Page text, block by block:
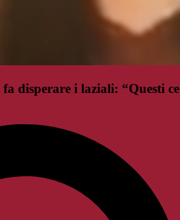
disperare i laziali: “Questi ce